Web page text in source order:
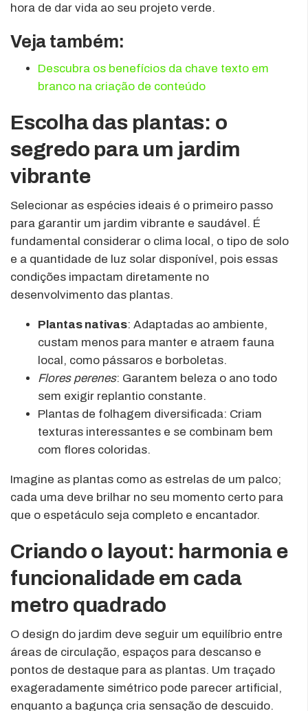
hora de dar vida ao seu projeto verde.
Veja também:
Descubra os benefícios da chave texto em
branco na criação de conteúdo
Escolha das plantas: o
segredo para um jardim
vibrante
Selecionar as espécies ideais é o primeiro passo
para garantir um jardim vibrante e saudável. É
fundamental considerar o clima local, o tipo de solo
e a quantidade de luz solar disponível, pois essas
condições impactam diretamente no
desenvolvimento das plantas.
Plantas nativas: Adaptadas ao ambiente,
custam menos para manter e atraem fauna
local, como pássaros e borboletas.
Flores perenes: Garantem beleza o ano todo
sem exigir replantio constante.
Plantas de folhagem diversificada: Criam
texturas interessantes e se combinam bem
com flores coloridas.
Imagine as plantas como as estrelas de um palco;
cada uma deve brilhar no seu momento certo para
que o espetáculo seja completo e encantador.
Criando o layout: harmonia e
funcionalidade em cada
metro quadrado
O design do jardim deve seguir um equilíbrio entre
áreas de circulação, espaços para descanso e
pontos de destaque para as plantas. Um traçado
exageradamente simétrico pode parecer artificial,
enquanto a bagunça cria sensação de descuido.